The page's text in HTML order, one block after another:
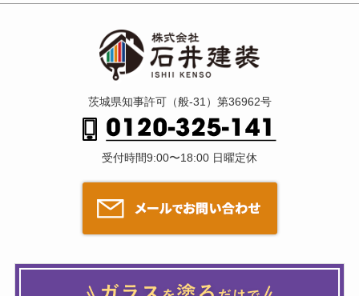
茨城県知事許可（般-31）第36962号
受付時間9:00〜18:00 日曜定休